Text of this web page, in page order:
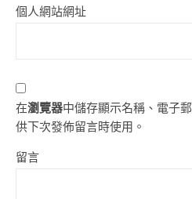
個人網站網址
在瀏覽器中儲存顯示名稱、電子
供下次發佈留言時使用。
留言